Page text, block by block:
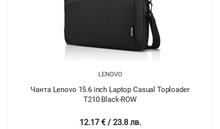
LENOVO
Чанта Lenovo 15.6 inch Laptop Casual Toploader
T210 Black-ROW
12.17 € / 23.8 лв.